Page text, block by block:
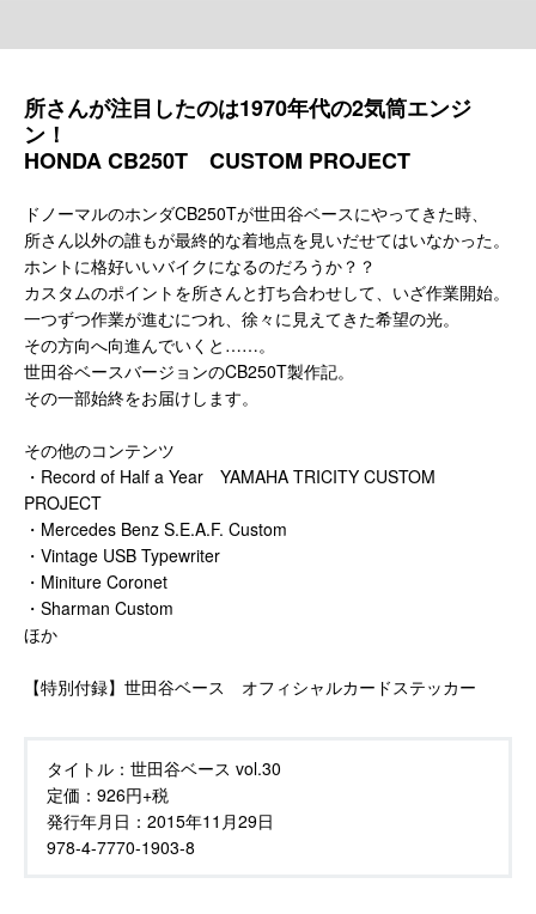
所さんが注目したのは1970年代の2気筒エンジ
ン！
HONDA CB250T CUSTOM PROJECT
ドノーマルのホンダCB250Tが世田谷ベースにやってきた時、
所さん以外の誰もが最終的な着地点を見いだせてはいなかった。
ホントに格好いいバイクになるのだろうか？？
カスタムのポイントを所さんと打ち合わせして、いざ作業開始。
一つずつ作業が進むにつれ、徐々に見えてきた希望の光。
その方向へ向進んでいくと……。
世田谷ベースバージョンのCB250T製作記。
その一部始終をお届けします。
その他のコンテンツ
・Record of Half a Year YAMAHA TRICITY CUSTOM
PROJECT
・Mercedes Benz S.E.A.F. Custom
・Vintage USB Typewriter
・Miniture Coronet
・Sharman Custom
ほか
【特別付録】世田谷ベース オフィシャルカードステッカー
タイトル： 世田谷ベース vol.30
定価： 926円+税
発行年月日： 2015年11月29日
978-4-7770-1903-8